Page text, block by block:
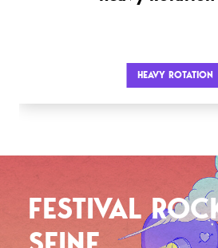
HEAVY ROTATION
FESTIVAL